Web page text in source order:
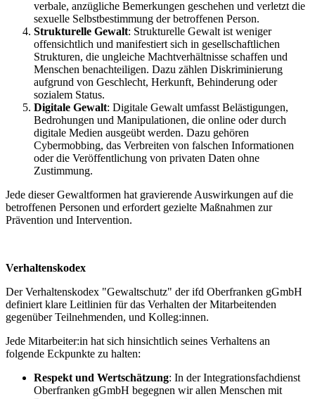
verbale, anzügliche Bemerkungen geschehen und verletzt die
sexuelle Selbstbestimmung der betroffenen Person.
Strukturelle Gewalt: Strukturelle Gewalt ist weniger
offensichtlich und manifestiert sich in gesellschaftlichen
Strukturen, die ungleiche Machtverhältnisse schaffen und
Menschen benachteiligen. Dazu zählen Diskriminierung
aufgrund von Geschlecht, Herkunft, Behinderung oder
sozialem Status.
Digitale Gewalt: Digitale Gewalt umfasst Belästigungen,
Bedrohungen und Manipulationen, die online oder durch
digitale Medien ausgeübt werden. Dazu gehören
Cybermobbing, das Verbreiten von falschen Informationen
oder die Veröffentlichung von privaten Daten ohne
Zustimmung.
Jede dieser Gewaltformen hat gravierende Auswirkungen auf die
betroffenen Personen und erfordert gezielte Maßnahmen zur
Prävention und Intervention.
Verhaltenskodex
Der Verhaltenskodex "Gewaltschutz" der ifd Oberfranken gGmbH
definiert klare Leitlinien für das Verhalten der Mitarbeitenden
gegenüber Teilnehmenden, und Kolleg:innen.
Jede Mitarbeiter:in hat sich hinsichtlich seines Verhaltens an
folgende Eckpunkte zu halten:
Respekt und Wertschätzung: In der Integrationsfachdienst
Oberfranken gGmbH begegnen wir allen Menschen mit